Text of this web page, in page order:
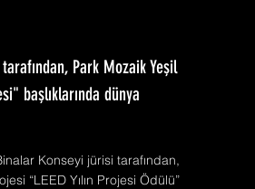
Park Mozaik Yeşil
başlıklarında dünya
Konseyi jürisi tarafından,
“LEED Yılın Projesi Ödülü”